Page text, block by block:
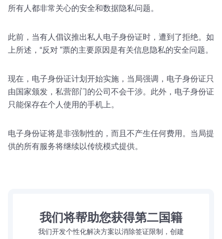
所有人都非常关心的安全和数据隐私问题。
此前，当有人倡议推出私人电子身份证时，遭到了拒绝。如
上所述，“反对 ”票的主要原因是有关信息隐私的安全问题。
现在，电子身份证计划开始实施，当局强调，电子身份证只
由国家颁发，私营部门的公司不会干涉。此外，电子身份证
只能保存在个人使用的手机上。
电子身份证将是非强制性的，而且不产生任何费用。当局提
供的所有服务将继续以传统模式提供。
我们将帮助您获得第二国籍
我们开发个性化解决方案以消除签证限制，创建